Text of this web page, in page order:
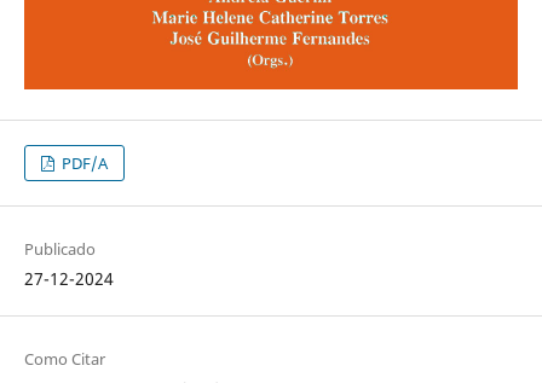
PDF/A
Publicado
27-12-2024
Como Citar